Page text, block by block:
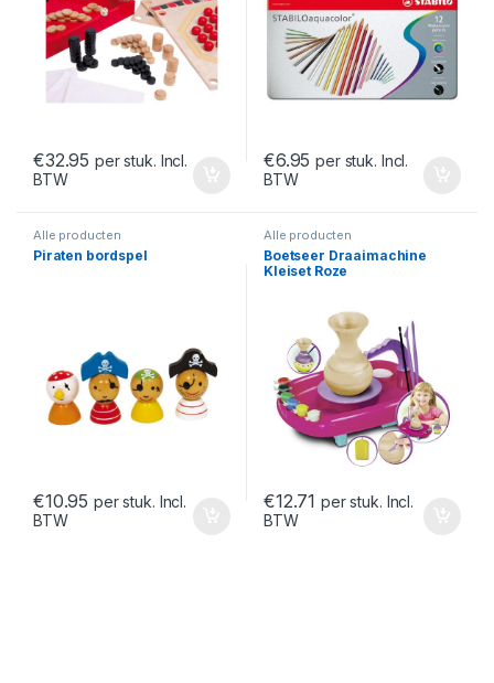
€32.95 per stuk. Incl.
BTW
€6.95 per stuk. Incl.
BTW
Alle producten
Piraten bordspel
€10.95 per stuk. Incl.
BTW
Alle producten
Boetseer Draaimachine
Kleiset Roze
€12.71 per stuk. Incl.
BTW